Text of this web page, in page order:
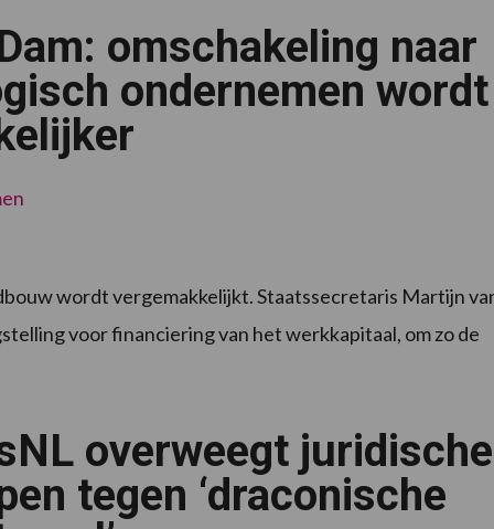
vee:
7
omschakeling naar
ondernemen wordt
wordt vergemakkelijkt. Staatssecretaris Martijn
voor financiering van het werkkapitaal, om zo de
overweegt juridische
tegen ‘draconische